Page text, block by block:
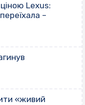
Lexus:
–
«живий